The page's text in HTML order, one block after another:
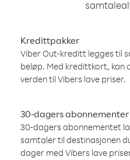
Kredittpakker
Viber Out-kreditt legges til
beløp. Med kredittkort, kan
verden til Vibers lave priser.
30-dagers abonnementer
30-dagers abonnementet
samtaler til destinasjonen
dager med Vibers lave